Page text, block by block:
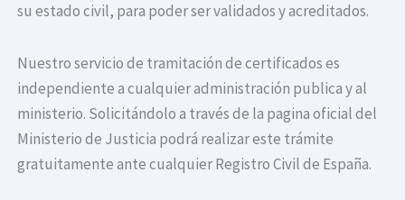
su estado civil, para poder ser validados y acreditados.
Nuestro servicio de tramitación de certificados es
independiente a cualquier administración publica y al
ministerio. Solicitándolo a través de la pagina oficial del
Ministerio de Justicia podrá realizar este trámite
gratuitamente ante cualquier Registro Civil de España.